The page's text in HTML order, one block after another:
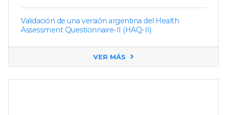
Validación de una versión argentina del Health
Assessment Questionnaire-II (HAQ-II)
VER MÁS